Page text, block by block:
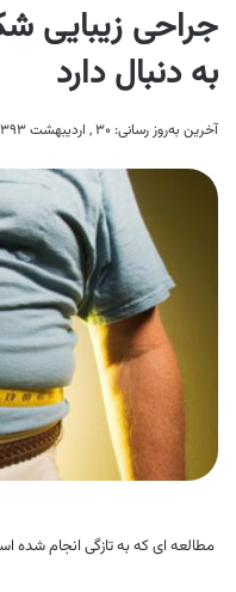
جراحی زیبایی
به دنبال دارد
آخرین به‌روز رسانی: ۳۰ , اردیبهشت ۱۳۹۳
مطالعه ای که به تازگی انجام